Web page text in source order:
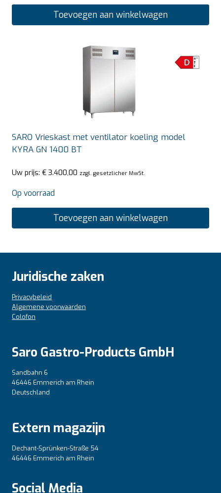
Toevoegen aan winkelwagen
SARO Vrieskast met ventilator koeling model
KYRA GN 1400 BT
Uw prijs: € 3.400,00 zzgl. gesetzlicher MwSt.
Op voorraad
Toevoegen aan winkelwagen
Juridische zaken
Privacybeleid
Algemene voorwaarden
Colofon
Saro Gastro-Products GmbH
Sandbahn 6
46446 Emmerich am Rhein
Deutschland
Extern magazijn
Dechant-Sprünken-Straße 54
46446 Emmerich am Rhein
Social Media